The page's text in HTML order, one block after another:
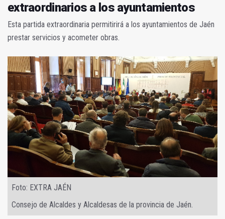
extraordinarios a los ayuntamientos
Esta partida extraordinaria permitirirá a los ayuntamientos de Jaén
prestar servicios y acometer obras.
Foto: EXTRA JAÉN
Consejo de Alcaldes y Alcaldesas de la provincia de Jaén.